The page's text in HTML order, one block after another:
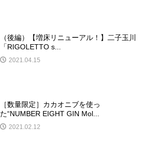
（後編）【増床リニューアル！】二子玉川
「RIGOLETTO s...
2021.04.15
［数量限定］カカオニブを使っ
た“NUMBER EIGHT GIN Mol...
2021.02.12